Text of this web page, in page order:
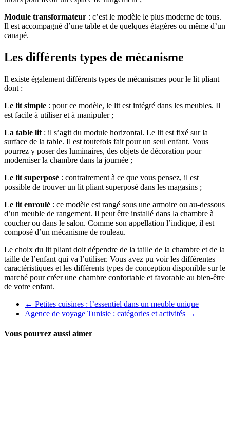
Module transformateur : c’est le modèle le plus moderne de tous.
Il est accompagné d’une table et de quelques étagères ou même d’un
canapé.
Les différents types de mécanisme
Il existe également différents types de mécanismes pour le lit pliant
dont :
Le lit simple : pour ce modèle, le lit est intégré dans les meubles. Il
est facile à utiliser et à manipuler ;
La table lit : il s’agit du module horizontal. Le lit est fixé sur la
surface de la table. Il est toutefois fait pour un seul enfant. Vous
pourrez y poser des luminaires, des objets de décoration pour
moderniser la chambre dans la journée ;
Le lit superposé : contrairement à ce que vous pensez, il est
possible de trouver un lit pliant superposé dans les magasins ;
Le lit enroulé : ce modèle est rangé sous une armoire ou au-dessous
d’un meuble de rangement. Il peut être installé dans la chambre à
coucher ou dans le salon. Comme son appellation l’indique, il est
composé d’un mécanisme de rouleau.
Le choix du lit pliant doit dépendre de la taille de la chambre et de la
taille de l’enfant qui va l’utiliser. Vous avez pu voir les différentes
caractéristiques et les différents types de conception disponible sur le
marché pour créer une chambre confortable et favorable au bien-être
de votre enfant.
← Petites cuisines : l’essentiel dans un meuble unique
Agence de voyage Tunisie : catégories et activités →
Vous pourrez aussi aimer